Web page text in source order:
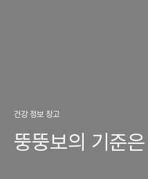
건강 정보 창고
뚱뚱보의 기준